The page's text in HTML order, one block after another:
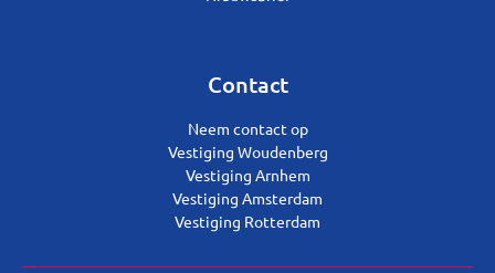
Contact
Neem contact op
Vestiging Woudenberg
Vestiging Arnhem
Vestiging Amsterdam
Vestiging Rotterdam